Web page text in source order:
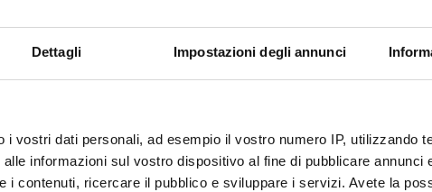
Dettagli Impostazioni degli annunci
i vostri dati personali, ad esempio il vostro numero IP, utilizzando
informazioni sul vostro dispositivo al fine di pubblicare annunci
i contenuti, ricercare il pubblico e sviluppare i servizi. Avete la
Moral Philosophy (M-FIL/03)
B Training Psychology (M-PSI/06)
ONE COURSE TO BE CHOSEN AMONG THE FOLLOWING: